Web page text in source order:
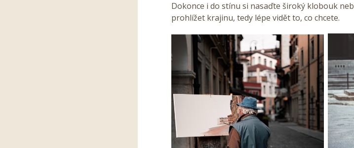
Dokonce i do stínu si nasaďte široký klobouk
prohlížet krajinu, tedy lépe vidět to, co chcete.